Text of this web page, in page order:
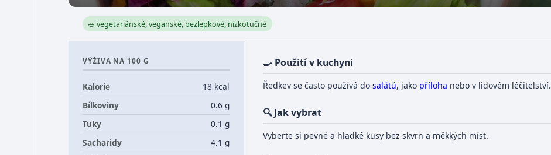
🥗 vegetariánské, veganské, bezlepkové, nízkotučné
VÝŽIVA NA 100 G
Kalorie
18 kcal
Bílkoviny
0.6 g
Tuky
0.1 g
Sacharidy
4.1 g
🍳 Použití v kuchyni
Ředkev se často používá do salátů, jako příloha nebo v lidovém léčitelství.
🔍 Jak vybrat
Vyberte si pevné a hladké kusy bez skvrn a měkkých míst.